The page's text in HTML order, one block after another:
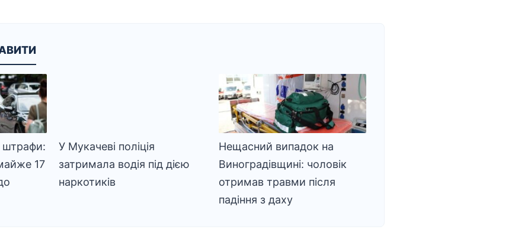
штрафи:
17
У Мукачеві поліція
затримала водія під дією
наркотиків
Нещасний випадок на
Виноградівщині: чоловік
отримав травми після
падіння з даху